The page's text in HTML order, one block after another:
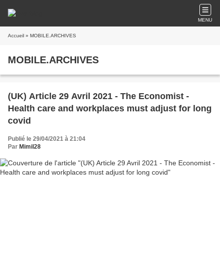
MENU
Accueil » MOBILE.ARCHIVES
MOBILE.ARCHIVES
(UK) Article 29 Avril 2021 - The Economist -
Health care and workplaces must adjust for long
covid
Publié le 29/04/2021 à 21:04
Par Mimil28